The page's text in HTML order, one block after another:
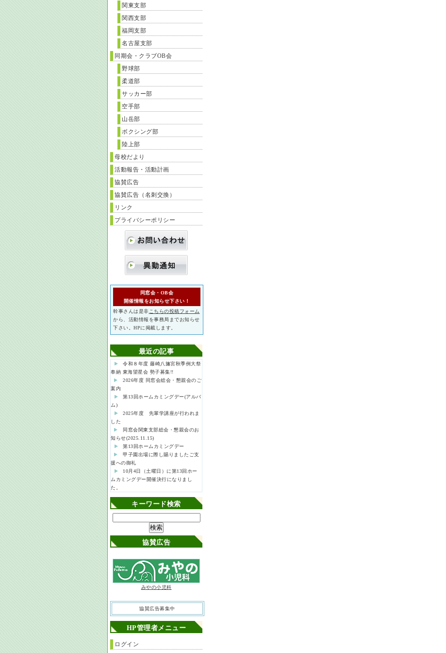
関東支部
関西支部
福岡支部
名古屋支部
同期会・クラブOB会
野球部
柔道部
サッカー部
空手部
山岳部
ボクシング部
陸上部
母校だより
活動報告・活動計画
協賛広告
協賛広告（名刺交換）
リンク
プライバシーポリシー
同窓会・OB会
開催情報をお知らせ下さい！
幹事さんは是非こちらの投稿フォーム
から、活動情報を事務局までお知らせ
下さい。HPに掲載します。
最近の記事
令和８年度 藤崎八旛宮秋季例大祭
奉納 東海望星会 勢子募集!!
2026年度 同窓会総会・懇親会のご
案内
第13回ホームカミングデー(アルバ
ム)
2025年度 先輩学講座が行われま
した
同窓会関東支部総会・懇親会のお
知らせ(2025.11.15)
第13回ホームカミングデー
甲子園出場に際し賜りましたご支
援への御礼
10月4日（土曜日）に第13回ホー
ムカミングデー開催決行になりまし
た。
キーワード検索
協賛広告
みやの小児科
協賛広告募集中
HP管理者メニュー
ログイン